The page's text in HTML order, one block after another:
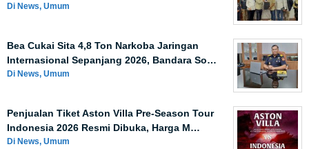
Di News, Umum
Bea Cukai Sita 4,8 Ton Narkoba Jaringan
Internasional Sepanjang 2026, Bandara So…
Di News, Umum
Penjualan Tiket Aston Villa Pre-Season Tour
Indonesia 2026 Resmi Dibuka, Harga M…
Di News, Umum